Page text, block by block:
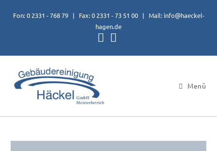
Fon: 0 2331 - 768 79 | Fax: 0 2331 - 73 51 00 | Mail: info@haeckel-
hagen.de
Menü